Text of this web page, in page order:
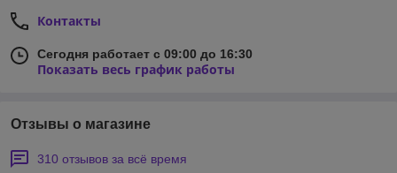
Контакты
Сегодня работает с 09:00 до 16:30
Показать весь график работы
Отзывы о магазине
310 отзывов за всё время